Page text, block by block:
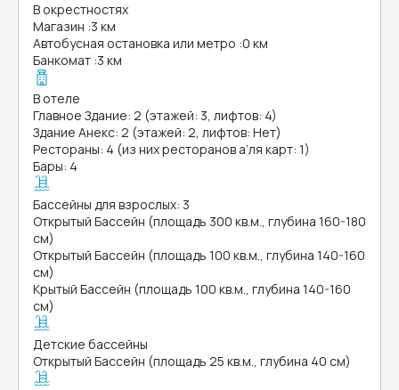
В окрестностях
Магазин :3 км
Автобусная остановка или метро :0 км
Банкомат :3 км
В отеле
Главное Здание: 2 (этажей: 3, лифтов: 4)
Здание Анекс: 2 (этажей: 2, лифтов: Нет)
Рестораны: 4 (из них ресторанов а’ля карт: 1)
Бары: 4
Бассейны для взрослых: 3
Открытый Бассейн (площадь 300 кв.м., глубина 160-180
см)
Открытый Бассейн (площадь 100 кв.м., глубина 140-160
см)
Крытый Бассейн (площадь 100 кв.м., глубина 140-160
см)
Детские бассейны
Открытый Бассейн (площадь 25 кв.м., глубина 40 см)